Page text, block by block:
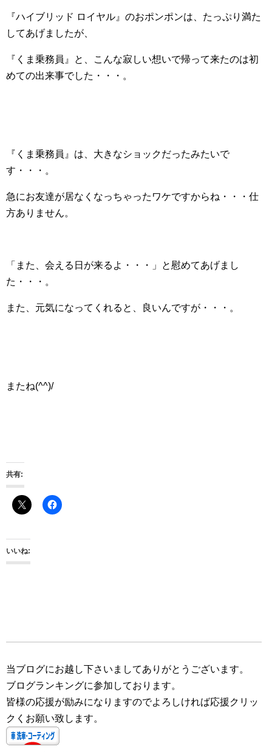
『ハイブリッド ロイヤル』のおポンポンは、たっぷり満た
してあげましたが、
『くま乗務員』と、こんな寂しい想いで帰って来たのは初
めての出来事でした・・・。
『くま乗務員』は、大きなショックだったみたいで
す・・・。
急にお友達が居なくなっちゃったワケですからね・・・仕
方ありません。
「また、会える日が来るよ・・・」と慰めてあげまし
た・・・。
また、元気になってくれると、良いんですが・・・。
またね(^^)/
共有:
いいね:
当ブログにお越し下さいましてありがとうございます。
ブログランキングに参加しております。
皆様の応援が励みになりますのでよろしければ応援クリッ
クくお願い致します。